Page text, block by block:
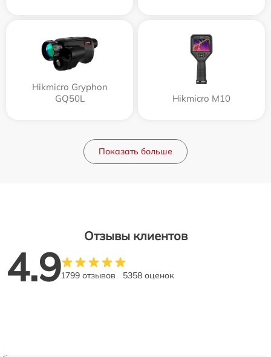
Hikmicro Gryphon
GQ50L
Hikmicro M10
Показать больше
Отзывы клиентов
4.91799 отзывов 5358 оценок